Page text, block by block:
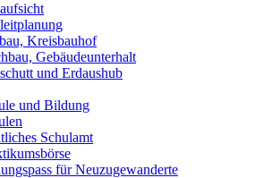
Kreisbauhof
Gebäudeunterhalt
und Erdaushub
und Bildung
Schulamt
für Neuzugewanderte